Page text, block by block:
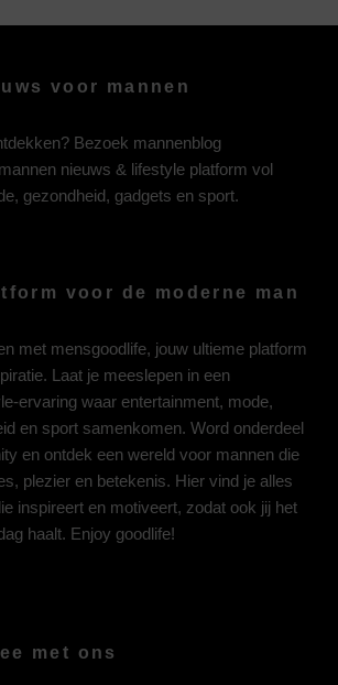
voor mannen
Bezoek mannenblog
nieuws & lifestyle platform vol
gezondheid, gadgets en sport.
voor de moderne man
met mensgoodlife, jouw ultieme platform
Laat je meeslepen in een
ervaring waar entertainment, mode,
en sport samenkomen. Word onderdeel
en ontdek een wereld voor mannen die
plezier en betekenis. Hier vind je alles
inspireert en motiveert, zodat ook jij het
haalt. Enjoy goodlife!
met ons